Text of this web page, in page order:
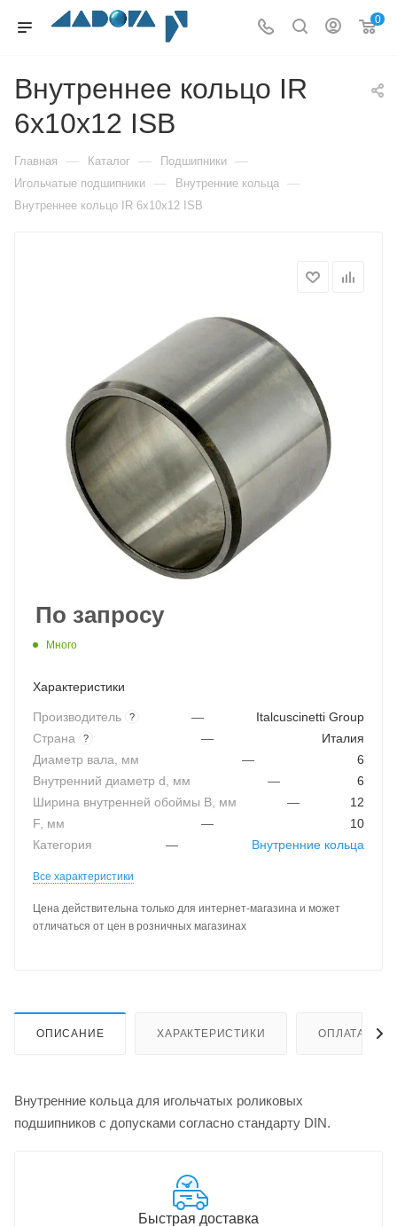
0
Внутреннее кольцо IR
6x10x12 ISB
Главная — Каталог — Подшипники —
Игольчатые подшипники — Внутренние кольца —
Внутреннее кольцо IR 6x10x12 ISB
По запросу
Много
Характеристики
Производитель ? —
Italcuscinetti Group
Страна
? —
Италия
Диаметр вала, мм
—
6
Внутренний диаметр d, мм
—
6
Ширина внутренней обоймы B, мм
—
12
F, мм
—
10
Категория
— Внутренние кольца
Все характеристики
Цена действительна только для интернет-магазина и может
отличаться от цен в розничных магазинах
ОПИСАНИЕ ХАРАКТЕРИСТИКИ ОПЛАТА
Внутренние кольца для игольчатых роликовых
подшипников с допусками согласно стандарту DIN.
Быстрая доставка